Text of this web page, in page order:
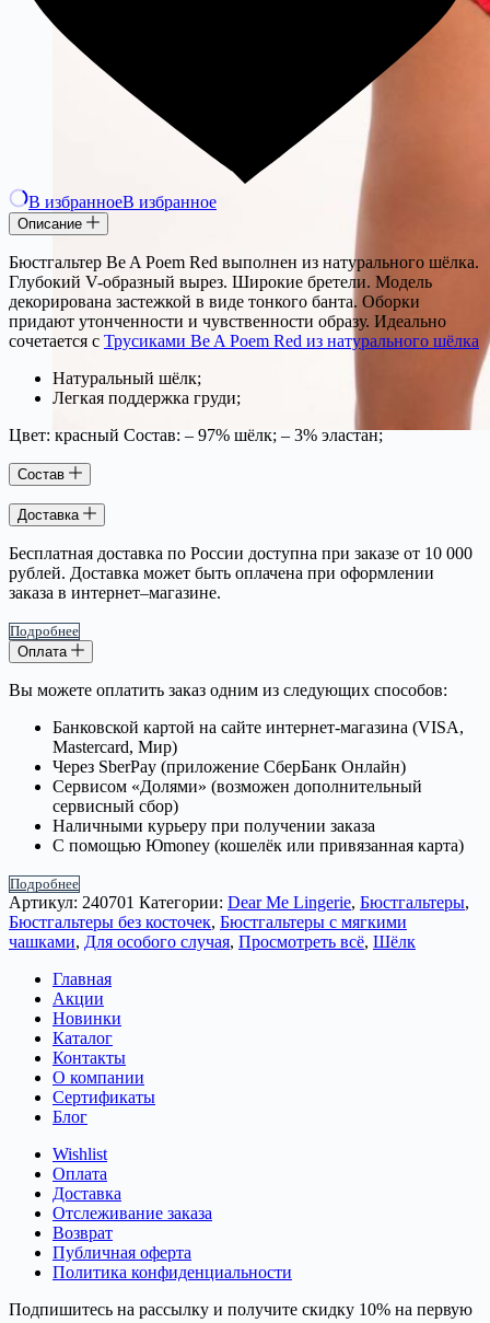
В избранноеВ избранное
Описание
Бюстгальтер Be A Poem Red выполнен из натурального шёлка.
Глубокий V-образный вырез. Широкие бретели. Модель
декорирована застежкой в виде тонкого банта. Оборки
придают утонченности и чувственности образу. Идеально
сочетается с Трусиками Be A Poem Red из натурального шёлка
Натуральный шёлк;
Легкая поддержка груди;
Цвет: красный Состав: – 97% шёлк; – 3% эластан;
Состав
Доставка
Бесплатная доставка по России доступна при заказе от 10 000
рублей. Доставка может быть оплачена при оформлении
заказа в интернет–магазине.
Подробнее
Оплата
Вы можете оплатить заказ одним из следующих способов:
Банковской картой на сайте интернет-магазина (VISA,
Mastercard, Мир)
Через SberPay (приложение СберБанк Онлайн)
Сервисом «Долями» (возможен дополнительный
сервисный сбор)
Наличными курьеру при получении заказа
С помощью Юmoney (кошелёк или привязанная карта)
Подробнее
Артикул: 240701 Категории: Dear Me Lingerie, Бюстгальтеры,
Бюстгальтеры без косточек, Бюстгальтеры с мягкими
чашками, Для особого случая, Просмотреть всё, Шёлк
Главная
Акции
Новинки
Каталог
Контакты
О компании
Сертификаты
Блог
Wishlist
Оплата
Доставка
Отслеживание заказа
Возврат
Публичная оферта
Политика конфиденциальности
Подпишитесь на рассылку и получите скидку 10% на первую